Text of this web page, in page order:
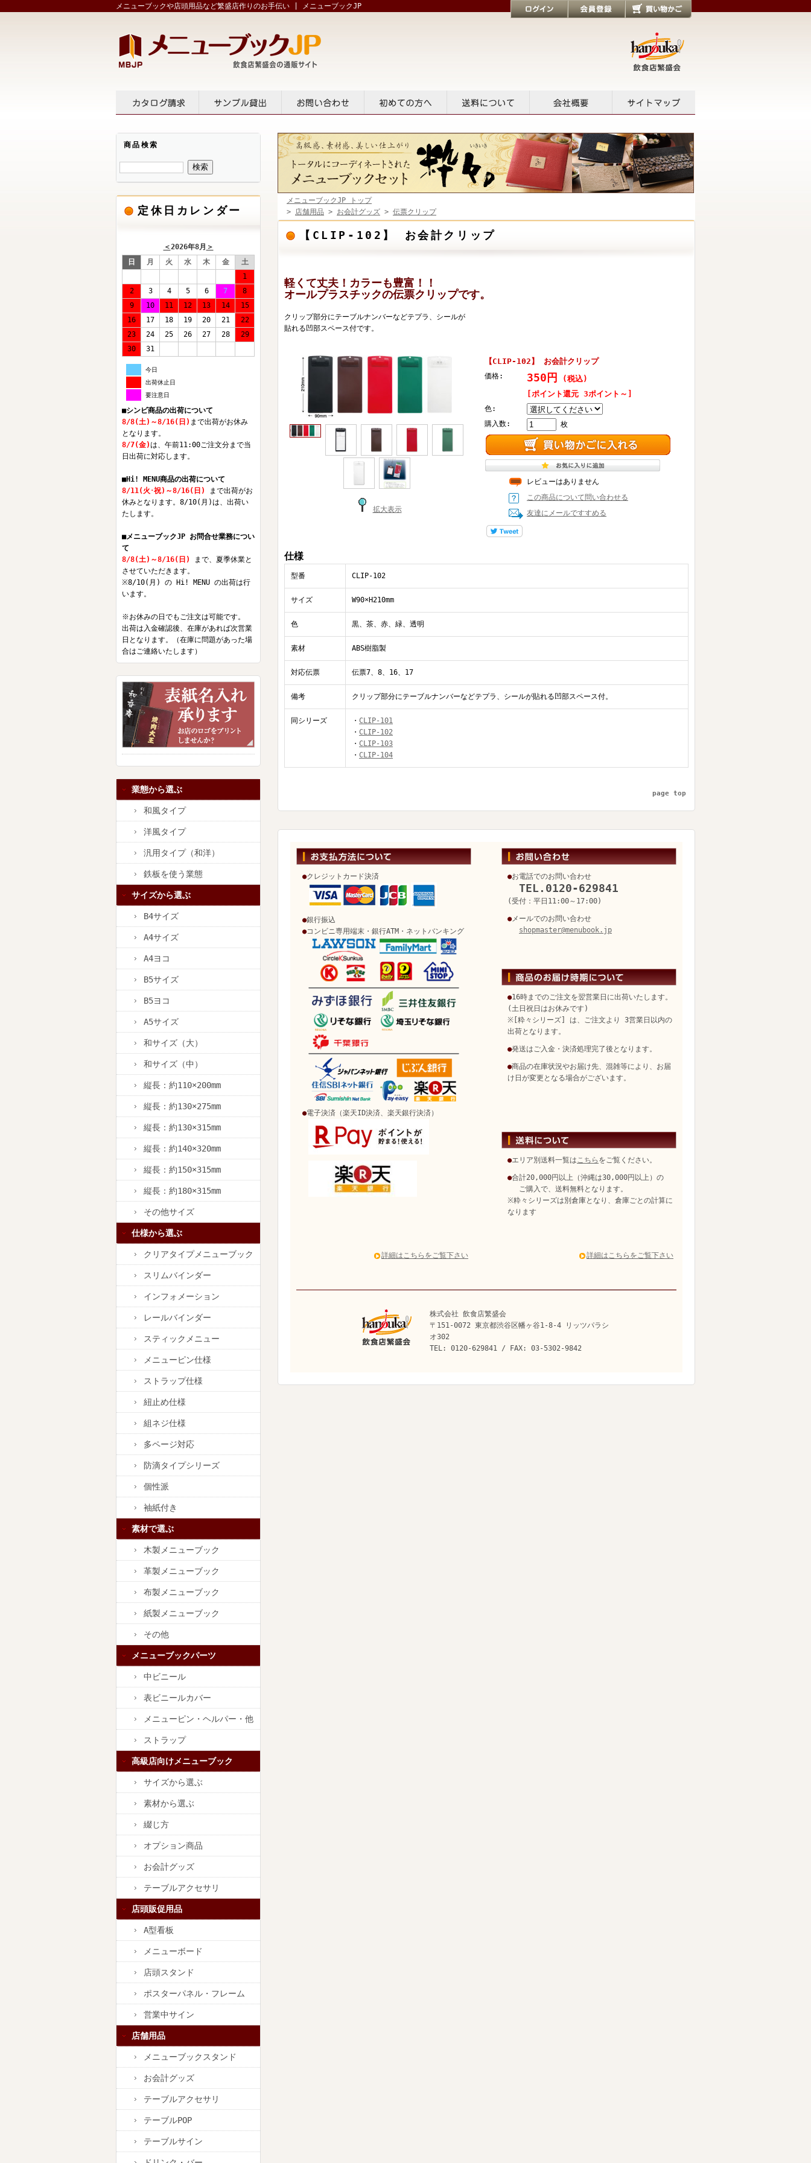
メニューブックや店頭用品など繁盛店作りのお手伝い | メニューブックJP
商品検索
定休日カレンダー
＜2026年8月 ＞
日
月 火 水 木 金
土
1
2
3 4 5 6 7
8
9
10 11 12 13 14
15
16
17 18 19 20 21
22
23
24 25 26 27 28
29
30
31
今日
出荷休止日
要注意日
■シンビ商品の出荷について
8/8(土)～8/16(日) まで出荷がお休み
となります。
8/7(金)は、午前11:00ご注文分まで当
日出荷に対応します。
■Hi! MENU商品の出荷について
8/11(火･祝)～8/16(日)
まで出荷がお
休みとなります。8/10(月)は、出荷い
たします。
■メニューブックJP お問合せ業務につい
て
8/8(土)～8/16(日)
まで、夏季休業と
させていただきます。
※8/10(月) の Hi! MENU の出荷は行
います。
※お休みの日でもご注文は可能です。
出荷は入金確認後、在庫があれば次営業
日となります。（在庫に問題があった場
合はご連絡いたします）
業態から選ぶ
和風タイプ
洋風タイプ
汎用タイプ（和洋）
鉄板を使う業態
サイズから選ぶ
B4サイズ
A4サイズ
A4ヨコ
B5サイズ
B5ヨコ
A5サイズ
和サイズ（大）
和サイズ（中）
縦長：約110×200mm
縦長：約130×275mm
縦長：約130×315mm
縦長：約140×320mm
縦長：約150×315mm
縦長：約180×315mm
その他サイズ
仕様から選ぶ
クリアタイプメニューブック
スリムバインダー
インフォメーション
レールバインダー
スティックメニュー
メニューピン仕様
ストラップ仕様
紐止め仕様
組ネジ仕様
多ページ対応
防滴タイプシリーズ
個性派
袖紙付き
素材で選ぶ
木製メニューブック
革製メニューブック
布製メニューブック
紙製メニューブック
その他
メニューブックパーツ
中ビニール
表ビニールカバー
メニューピン・ヘルパー・他
ストラップ
高級店向けメニューブック
サイズから選ぶ
素材から選ぶ
綴じ方
オプション商品
お会計グッズ
テーブルアクセサリ
店頭販促用品
A型看板
メニューボード
店頭スタンド
ポスターパネル・フレーム
営業中サイン
店舗用品
メニューブックスタンド
お会計グッズ
テーブルアクセサリ
テーブルPOP
テーブルサイン
メニューブックJP トップ
> 店舗用品 > お会計グッズ > 伝票クリップ
【CLIP-102】 お会計クリップ
軽くて丈夫！カラーも豊富！！
オールプラスチックの伝票クリップです。
クリップ部分にテーブルナンバーなどテプラ、シールが
貼れる凹部スペース付です。
拡大表示
【CLIP-102】 お会計クリップ
価格: 350円
(税込)
[ポイント還元 3ポイント～]
色:
購入数:
枚
レビューはありません
この商品について問い合わせる
友達にメールですすめる
仕様
型番 CLIP-102
サイズ W90×H210mm
色 黒、茶、赤、緑、透明
素材 ABS樹脂製
対応伝票 伝票7、8、16、17
備考 クリップ部分にテーブルナンバーなどテプラ、シールが貼れる凹部スペース付。
同シリーズ ・ CLIP-101
・ CLIP-102
・ CLIP-103
・ CLIP-104
page top
●クレジットカード決済
●銀行振込
●コンビニ専用端末・銀行ATM・ネットバンキング
●電子決済（楽天ID決済、楽天銀行決済）
詳細はこちらをご覧下さい
●お電話でのお問い合わせ
TEL.0120-629841
(受付：平日11:00～17:00)
●メールでのお問い合わせ
shopmaster@menubook.jp
●16時までのご注文を翌営業日に出荷いたします。
(土日祝日はお休みです)
※[粋々シリーズ] は、ご注文より 3営業日以内の
出荷となります。
●発送はご入金・決済処理完了後となります。
●商品の在庫状況やお届け先、混雑等により、お届
け日が変更となる場合がございます。
●エリア別送料一覧はこちら をご覧ください。
●合計20,000円以上（沖縄は30,000円以上）の
ご購入で、送料無料となります。
※粋々シリーズは別倉庫となり、倉庫ごとの計算に
なります
詳細はこちらをご覧下さい
株式会社 飲食店繁盛会
〒151-0072 東京都渋谷区幡ヶ谷1-8-4 リッツパラシ
オ302
TEL: 0120-629841 / FAX: 03-5302-9842